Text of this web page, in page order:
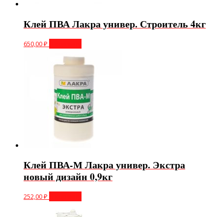
Клей ПВА Лакра универ. Строитель 4кг
650,00₽
Клей ПВА-М Лакра универ. Экстра
новый дизайн 0,9кг
252,00₽